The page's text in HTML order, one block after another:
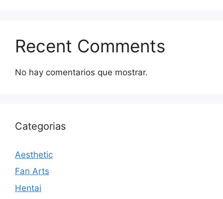
Recent Comments
No hay comentarios que mostrar.
Categorias
Aesthetic
Fan Arts
Hentai